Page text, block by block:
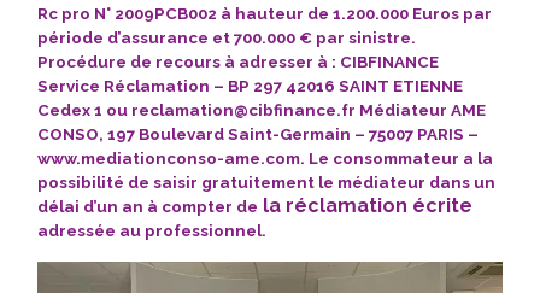
Rc pro N° 2009PCB002 à hauteur de 1.200.000 Euros par
période d’assurance et 700.000 € par sinistre.
Procédure de recours à adresser à : CIBFINANCE
Service Réclamation – BP 297 42016 SAINT ETIENNE
Cedex 1 ou reclamation@cibfinance.fr Médiateur AME
CONSO, 197 Boulevard Saint-Germain – 75007 PARIS –
www.mediationconso-ame.com. Le consommateur a la
possibilité de saisir gratuitement le médiateur dans un
délai d’un an à compter de la réclamation écrite
adressée au professionnel.